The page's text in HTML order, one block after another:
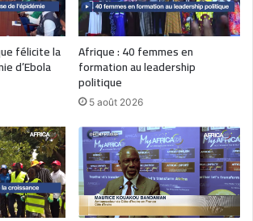
félicite la
d’Ebola
Afrique : 40 femmes en
formation au leadership
politique
5 août 2026